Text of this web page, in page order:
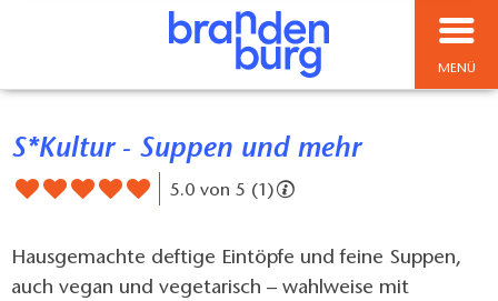
MENÜ
S*Kultur - Suppen und mehr
5.0 von 5 (1)
Hausgemachte deftige Eintöpfe und feine Suppen,
auch vegan und vegetarisch – wahlweise mit